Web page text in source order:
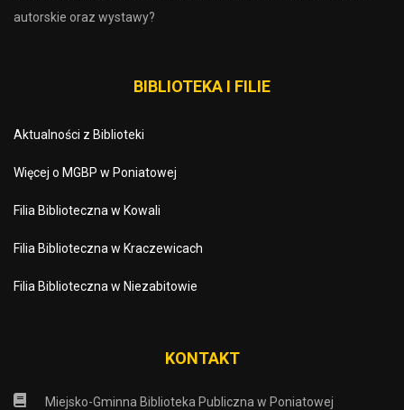
autorskie oraz wystawy?
BIBLIOTEKA I FILIE
Aktualności z Biblioteki
Więcej o MGBP w Poniatowej
Filia Biblioteczna w Kowali
Filia Biblioteczna w Kraczewicach
Filia Biblioteczna w Niezabitowie
KONTAKT
Miejsko-Gminna Biblioteka Publiczna w Poniatowej